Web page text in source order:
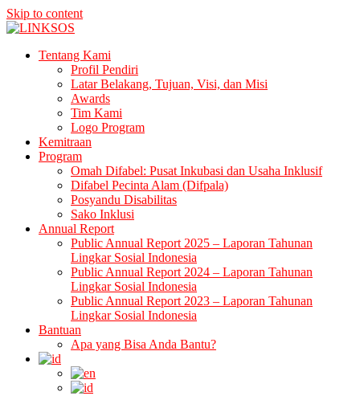
Skip to content
LINKSOSTentang Kami
Profil Pendiri
Latar Belakang, Tujuan, Visi, dan Misi
Awards
Tim Kami
Logo Program
Kemitraan
Program
Omah Difabel: Pusat Inkubasi dan Usaha Inklusif
Difabel Pecinta Alam (Difpala)
Posyandu Disabilitas
Sako Inklusi
Annual Report
Public Annual Report 2025 – Laporan Tahunan
Lingkar Sosial Indonesia
Public Annual Report 2024 – Laporan Tahunan
Lingkar Sosial Indonesia
Public Annual Report 2023 – Laporan Tahunan
Lingkar Sosial Indonesia
Bantuan
Apa yang Bisa Anda Bantu?